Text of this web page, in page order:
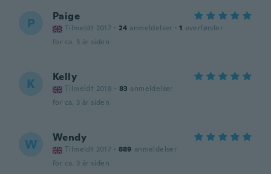
P Paige
Tilmeldt 2017 · 24 anmeldelser · 1 overførsler
for ca. 3 år siden
K Kelly
Tilmeldt 2018 · 83 anmeldelser
for ca. 3 år siden
W Wendy
Tilmeldt 2017 · 889 anmeldelser
for ca. 3 år siden